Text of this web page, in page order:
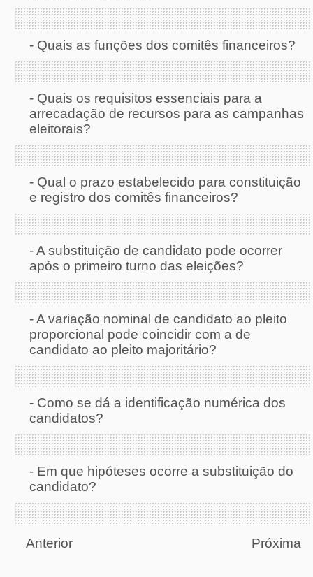
- Quais as funções dos comitês financeiros?
- Quais os requisitos essenciais para a
arrecadação de recursos para as campanhas
eleitorais?
- Qual o prazo estabelecido para constituição
e registro dos comitês financeiros?
-A substituição de candidato pode ocorrer
após o primeiro turno das eleições?
-A variação nominal de candidato ao pleito
proporcional pode coincidir com a de
candidato ao pleito majoritário?
- Como se dá a identificação numérica dos
candidatos?
- Em que hipóteses ocorre a substituição do
candidato?
Anterior Próxima